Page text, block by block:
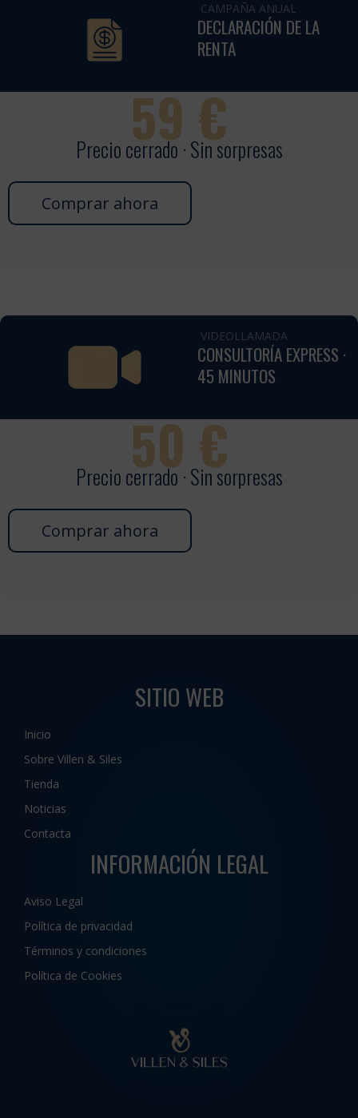
CAMPAÑA ANUAL
DECLARACIÓN DE LA
RENTA
59€
Precio cerrado · Sin sorpresas
Comprar ahora
VIDEOLLAMADA
CONSULTORÍA EXPRESS ·
45 MINUTOS
50€
Precio cerrado · Sin sorpresas
Comprar ahora
SITIO WEB
Inicio
Sobre Villen & Siles
Tienda
Noticias
Contacta
INFORMACIÓN LEGAL
Aviso Legal
Política de privacidad
Términos y condiciones
Política de Cookies